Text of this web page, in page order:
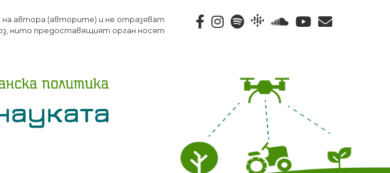
на автора (авторите) и не отразяват
нито предоставящият орган носят